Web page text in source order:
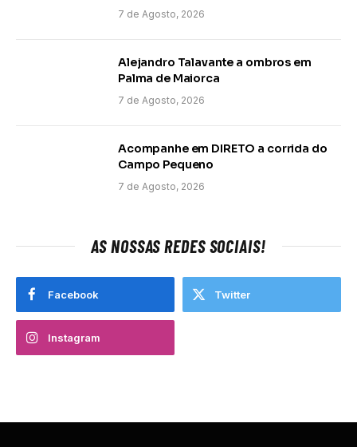
7 de Agosto, 2026
Alejandro Talavante a ombros em
Palma de Maiorca
7 de Agosto, 2026
Acompanhe em DIRETO a corrida do
Campo Pequeno
7 de Agosto, 2026
AS NOSSAS REDES SOCIAIS!
Facebook Twitter
Instagram